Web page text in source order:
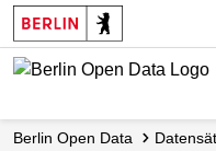
Skip
to
main
Berlin Open Data